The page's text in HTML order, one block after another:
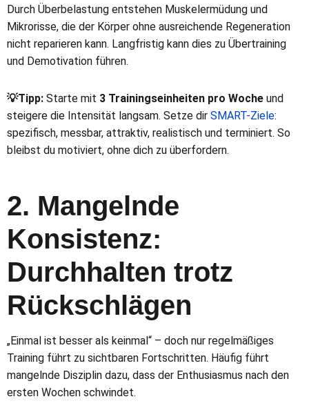
Durch Überbelastung entstehen Muskelermüdung und
Mikrorisse, die der Körper ohne ausreichende Regeneration
nicht reparieren kann. Langfristig kann dies zu Übertraining
und Demotivation führen.
💡Tipp: Starte mit 3 Trainingseinheiten pro Woche und
steigere die Intensität langsam. Setze dir SMART-Ziele:
spezifisch, messbar, attraktiv, realistisch und terminiert. So
bleibst du motiviert, ohne dich zu überfordern.
2. Mangelnde
Konsistenz:
Durchhalten trotz
Rückschlägen
„Einmal ist besser als keinmal“ – doch nur regelmäßiges
Training führt zu sichtbaren Fortschritten. Häufig führt
mangelnde Disziplin dazu, dass der Enthusiasmus nach den
ersten Wochen schwindet.